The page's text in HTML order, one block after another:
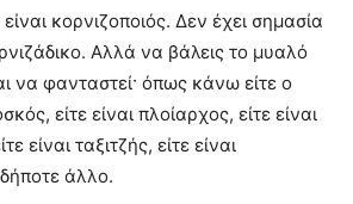
κορνιζοποιός. Δεν έχει σημασία
Αλλά να βάλεις το μυαλό
να φανταστεί· όπως κάνω είτε ο
είτε είναι πλοίαρχος, είτε είναι
είναι ταξιτζής, είτε είναι
άλλο.